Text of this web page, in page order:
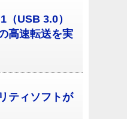
（USB 3.0）
高速転送を実
ティソフトが